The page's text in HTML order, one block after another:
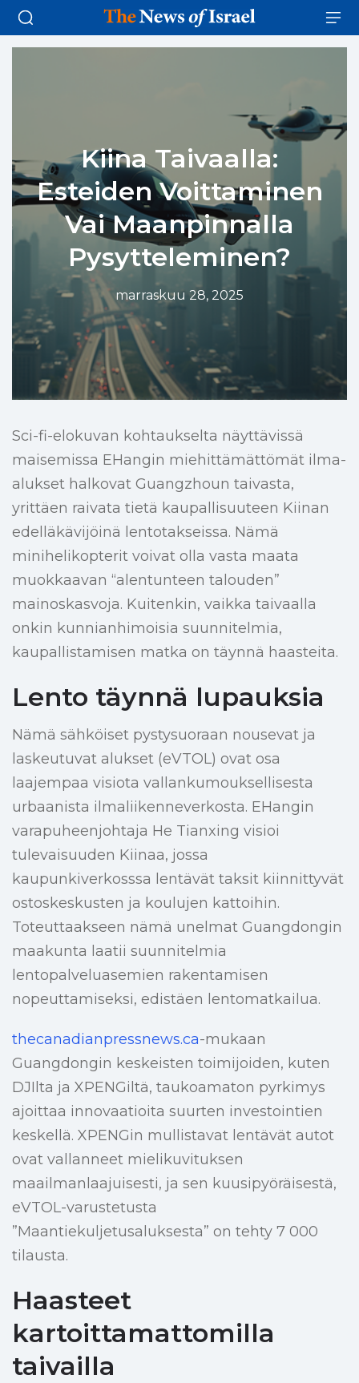
Kiina Taivaalla:
Esteiden Voittaminen
Vai Maanpinnalla
Pysytteleminen?
marraskuu 28, 2025
Sci-fi-elokuvan kohtaukselta näyttävissä
maisemissa EHangin miehittämättömät ilma-
alukset halkovat Guangzhoun taivasta,
yrittäen raivata tietä kaupallisuuteen Kiinan
edelläkävijöinä lentotakseissa. Nämä
minihelikopterit voivat olla vasta maata
muokkaavan “alentunteen talouden”
mainoskasvoja. Kuitenkin, vaikka taivaalla
onkin kunnianhimoisia suunnitelmia,
kaupallistamisen matka on täynnä haasteita.
Lento täynnä lupauksia
Nämä sähköiset pystysuoraan nousevat ja
laskeutuvat alukset (eVTOL) ovat osa
laajempaa visiota vallankumouksellisesta
urbaanista ilmaliikenneverkosta. EHangin
varapuheenjohtaja He Tianxing visioi
tulevaisuuden Kiinaa, jossa
kaupunkiverkosssa lentävät taksit kiinnittyvät
ostoskeskusten ja koulujen kattoihin.
Toteuttaakseen nämä unelmat Guangdongin
maakunta laatii suunnitelmia
lentopalveluasemien rakentamisen
nopeuttamiseksi, edistäen lentomatkailua.
thecanadianpressnews.ca-mukaan
Guangdongin keskeisten toimijoiden, kuten
DJIlta ja XPENGiltä, taukoamaton pyrkimys
ajoittaa innovaatioita suurten investointien
keskellä. XPENGin mullistavat lentävät autot
ovat vallanneet mielikuvituksen
maailmanlaajuisesti, ja sen kuusipyöräisestä,
eVTOL-varustetusta
”Maantiekuljetusaluksesta” on tehty 7 000
tilausta.
Haasteet
kartoittamattomilla
taivailla